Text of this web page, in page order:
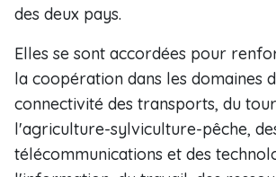
des deux pays.
Elles se sont accordées pour
la coopération dans les domaines
connectivité des transports, du
l'agriculture-sylviculture-pêche,
télécommunications et des